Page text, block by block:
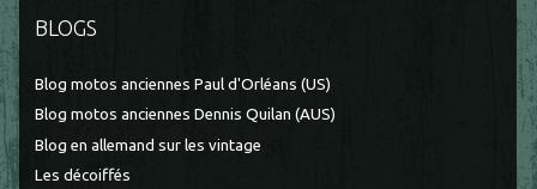
BLOGS
Blog motos anciennes Paul d'Orléans (US)
Blog motos anciennes Dennis Quilan (AUS)
Blog en allemand sur les vintage
Les décoiffés